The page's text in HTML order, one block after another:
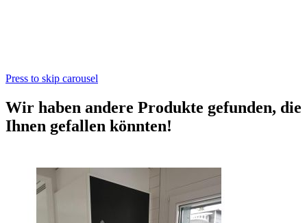
Press to skip carousel
Wir haben andere Produkte gefunden, die
Ihnen gefallen könnten!